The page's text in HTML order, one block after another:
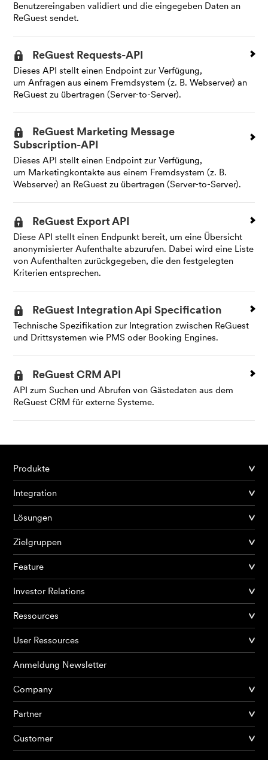
Produkte
Benutzereingaben validiert und die eingegeben Daten an
ReGuest sendet.
ReGuest Requests-API
Dieses API stellt einen Endpoint zur Verfügung,
um Anfragen aus einem Fremdsystem (z. B. Webserver) an
ReGuest zu übertragen (Server-to-Server).
ReGuest Marketing Message
Subscription-API
Dieses API stellt einen Endpoint zur Verfügung,
um Marketingkontakte aus einem Fremdsystem (z. B.
Webserver) an ReGuest zu übertragen (Server-to-Server).
ReGuest Export API
Diese API stellt einen Endpunkt bereit, um eine Übersicht
anonymisierter Aufenthalte abzurufen. Dabei wird eine Liste
von Aufenthalten zurückgegeben, die den festgelegten
Kriterien entsprechen.
ReGuest Integration Api Specification
Technische Spezifikation zur Integration zwischen ReGuest
und Dritt­systemen wie PMS oder Booking Engines.
ReGuest CRM API
API zum Suchen und Abrufen von Gästedaten aus dem
ReGuest CRM für externe Systeme.
Produkte
Integration
Lösungen
Zielgruppen
Feature
Investor Relations
Ressources
User Ressources
Anmeldung Newsletter
Company
Partner
Customer